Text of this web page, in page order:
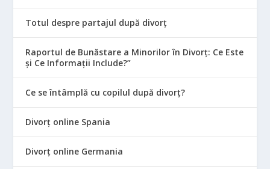
Totul despre partajul după divorț
Raportul de Bunăstare a Minorilor în Divorț: Ce Este
și Ce Informații Include?”
Ce se întâmplă cu copilul după divorț?
Divorț online Spania
Divorț online Germania